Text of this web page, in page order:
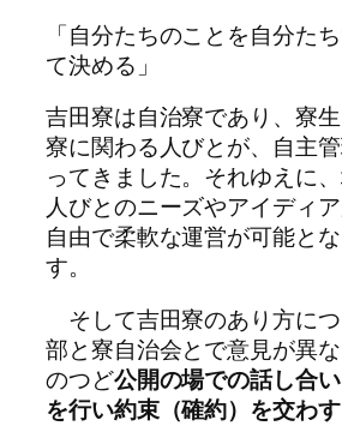
「自分たちのことを自分た
て決める」
吉田寮は自治寮であり、寮
寮に関わる人びとが、自主
ってきました。それゆえに
人びとのニーズやアイディ
自由で柔軟な運営が可能と
す。
そして吉田寮のあり方に
部と寮自治会とで意見が異
のつど公開の場での話し合い
を行い約束（確約）を交わ